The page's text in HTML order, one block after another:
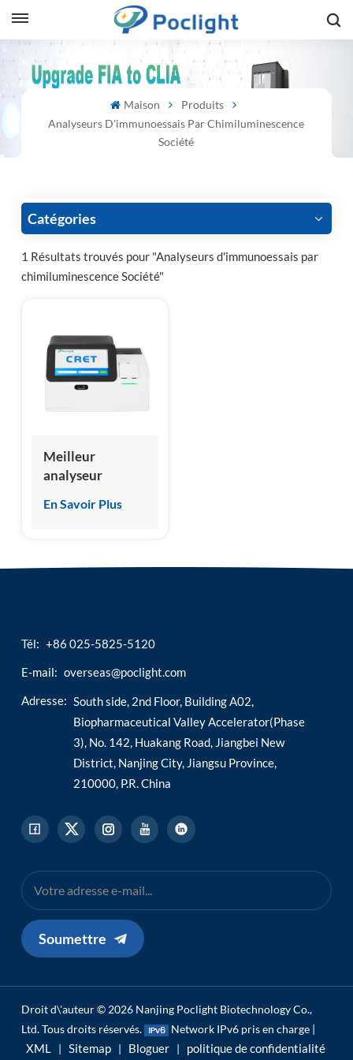
Maison
Produits
Analyseurs D'immunoessais Par Chimiluminescence
Société
Catégories
1 Résultats trouvés pour "Analyseurs d'immunoessais par
chimiluminescence Société"
Meilleur
analyseur
en 2024
d'immunoessai
En Savoir Plus
Tél: +86 025-5825-5120
E-mail: overseas@poclight.com
Adresse: South side, 2nd Floor, Building A02,
Biopharmaceutical Valley Accelerator(Phase
3), No. 142, Huakang Road, Jiangbei New
District, Nanjing City, Jiangsu Province,
210000, P.R. China
Soumettre
Droit d\'auteur © 2026 Nanjing Poclight Biotechnology Co.,
Ltd. Tous droits réservés.
Network IPv6 pris en charge |
XML | Sitemap | Bloguer | politique de confidentialité